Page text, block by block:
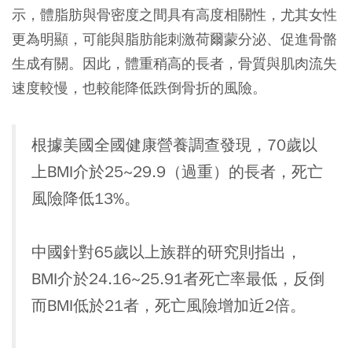
示，體脂肪與骨密度之間具有高度相關性，尤其女性
更為明顯，可能與脂肪能刺激荷爾蒙分泌、促進骨骼
生成有關。因此，體重稍高的長者，骨質與肌肉流失
速度較慢，也較能降低跌倒骨折的風險。
根據美國全國健康營養調查發現，70歲以
上BMI介於25~29.9（過重）的長者，死亡
風險降低13%。
中國針對65歲以上族群的研究則指出，
BMI介於24.16~25.91者死亡率最低，反倒
而BMI低於21者，死亡風險增加近2倍。